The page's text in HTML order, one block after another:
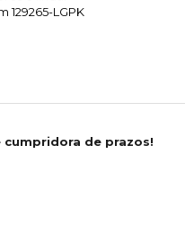
129265-LGPK
de prazos!